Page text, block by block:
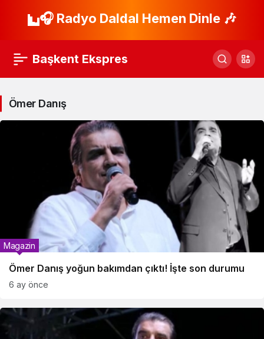
🎧 Radyo Daldal Hemen Dinle 🎶
Başkent Ekspres
Ömer Danış
Ömer Danış yoğun bakımdan çıktı! İşte son durumu
Magazin
6 ay önce